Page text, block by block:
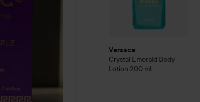
Versace
Crystal Emerald Body
Lotion 200 ml